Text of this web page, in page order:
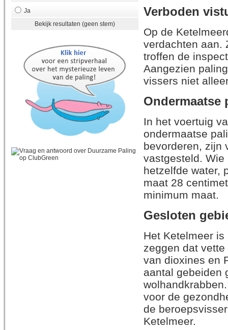
Ja
Bekijk resultaten (geen stem)
Verboden
Op de
verdachten aan.
troffen de
Aangezien
vissers niet
Ondermaatse
In het voertuig
ondermaatse
bevorderen, zijn
vastgesteld.
hetzelfde water,
maat 28
minimum maat.
Gesloten
Het Ketelmeer
zeggen dat
van dioxines en
aantal gebeiden
voor de
de
Ketelmeer.